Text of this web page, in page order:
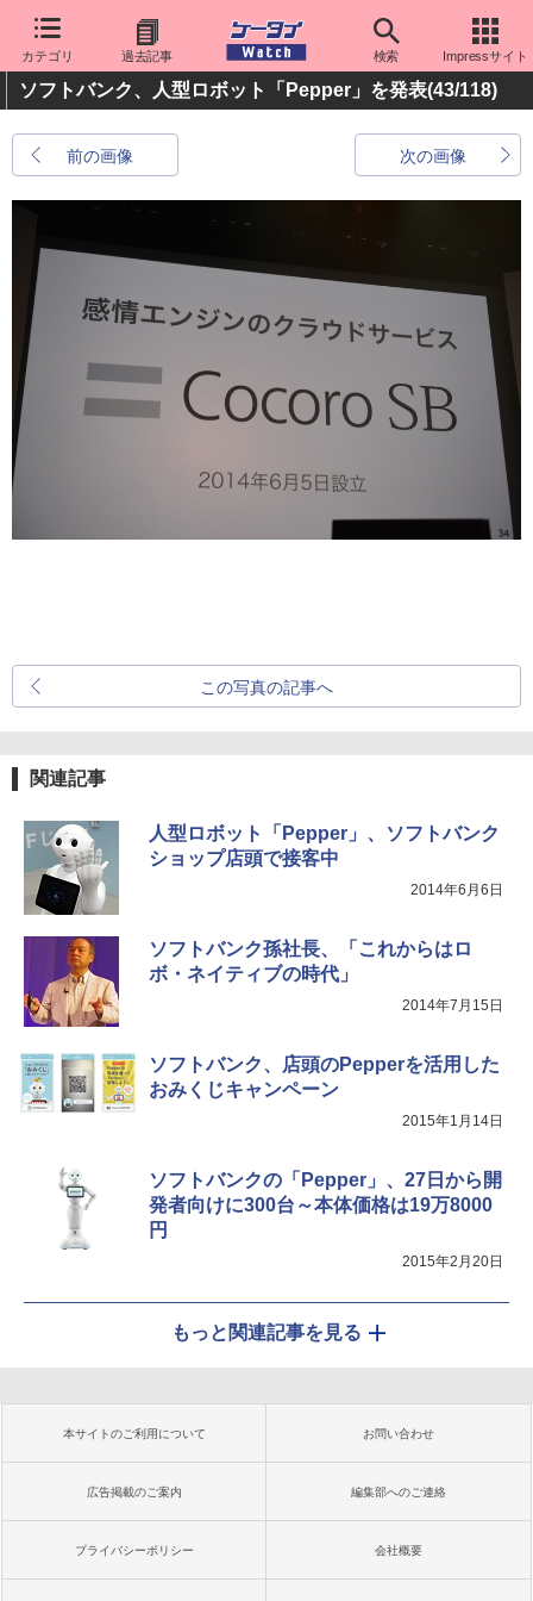
カテゴリ 過去記事 検索 Impressサイト
ソフトバンク、人型ロボット「Pepper」を発表(43/118)
前の画像 次の画像
この写真の記事へ
関連記事
人型ロボット「Pepper」、ソフトバンク
ショップ店頭で接客中
2014年6月6日
ソフトバンク孫社長、「これからはロ
ボ・ネイティブの時代」
2014年7月15日
ソフトバンク、店頭のPepperを活用した
おみくじキャンペーン
2015年1月14日
ソフトバンクの「Pepper」、27日から開
発者向けに300台～本体価格は19万8000
円
2015年2月20日
もっと関連記事を見る
本サイトのご利用について お問い合わせ
広告掲載のご案内 編集部へのご連絡
プライバシーポリシー 会社概要